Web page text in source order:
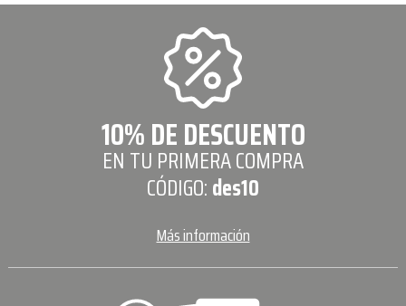
10% DE DESCUENTO
EN TU PRIMERA COMPRA
CÓDIGO:des10
Más información